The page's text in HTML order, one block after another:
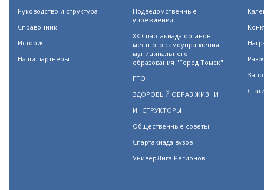
Руководство и структура
Справочник
История
Наши партнёры
Подведомственные
учреждения
XX Спартакиада органов
местного самоуправления
муниципального
образования "Город Томск"
ГТО
ЗДОРОВЫЙ ОБРАЗ ЖИЗНИ
ИНСТРУКТОРЫ
Общественные советы
Спартакиада вузов
УниверЛига Регионов